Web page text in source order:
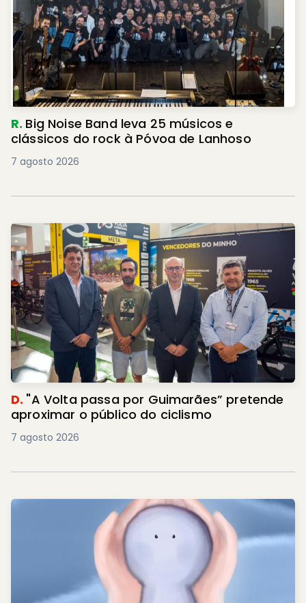
R. Big Noise Band leva 25 músicos e
clássicos do rock à Póvoa de Lanhoso
7 agosto 2026
D. "A Volta passa por Guimarães” pretende
aproximar o público do ciclismo
7 agosto 2026